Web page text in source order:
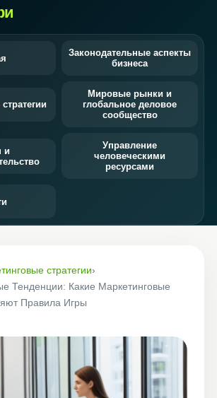
Законодательные аспекты
бизнеса
Мировые рынки и
глобальное деловое
сообщество
и
Управление
человеческими
ресурсами
стратегии›
Тенденции: Какие Маркетинговые
Правила Игры